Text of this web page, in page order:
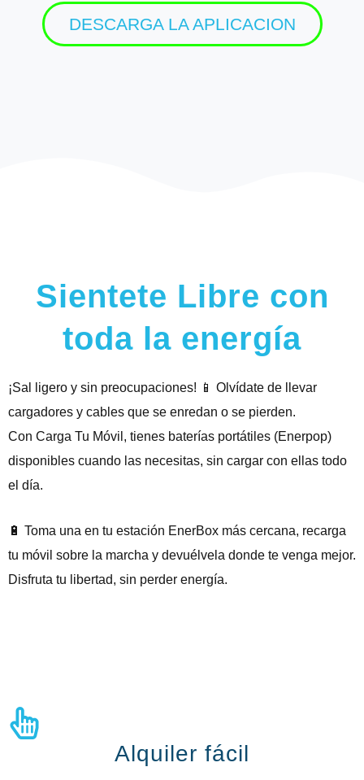
DESCARGA LA APLICACION
Sientete Libre con
toda la energía
¡Sal ligero y sin preocupaciones! 📱 Olvídate de llevar
cargadores y cables que se enredan o se pierden.
Con Carga Tu Móvil, tienes baterías portátiles (Enerpop)
disponibles cuando las necesitas, sin cargar con ellas todo
el día.
🔋 Toma una en tu estación EnerBox más cercana, recarga
tu móvil sobre la marcha y devuélvela donde te venga mejor.
Disfruta tu libertad, sin perder energía.
Alquiler fácil